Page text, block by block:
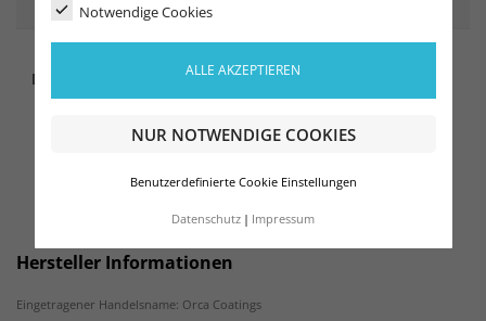
Notwendige Cookies
ALLE AKZEPTIEREN
NUR NOTWENDIGE COOKIES
Benutzerdefinierte Cookie Einstellungen
Datenschutz Impressum
Inkl. Logo
Hersteller Informationen
Eingetragener Handelsname: Orca Coatings